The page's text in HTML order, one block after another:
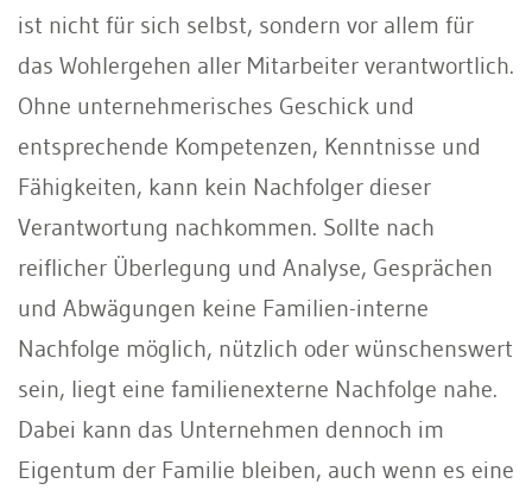
ist nicht für sich selbst, sondern vor allem für
das Wohlergehen aller Mitarbeiter verantwortlich.
Ohne unternehmerisches Geschick und
entsprechende Kompetenzen, Kenntnisse und
Fähigkeiten, kann kein Nachfolger dieser
Verantwortung nachkommen. Sollte nach
reiflicher Überlegung und Analyse, Gesprächen
und Abwägungen keine Familien-interne
Nachfolge möglich, nützlich oder wünschenswert
sein, liegt eine familienexterne Nachfolge nahe.
Dabei kann das Unternehmen dennoch im
Eigentum der Familie bleiben, auch wenn es eine